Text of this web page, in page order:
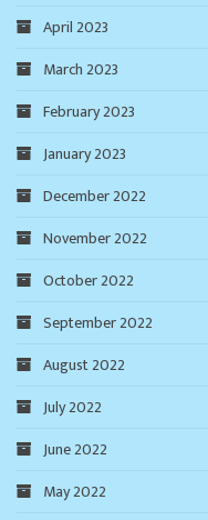
April 2023
March 2023
February 2023
January 2023
December 2022
November 2022
October 2022
September 2022
August 2022
July 2022
June 2022
May 2022